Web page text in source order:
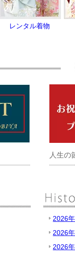
レンタル着物
人生の
2026
2026
2026